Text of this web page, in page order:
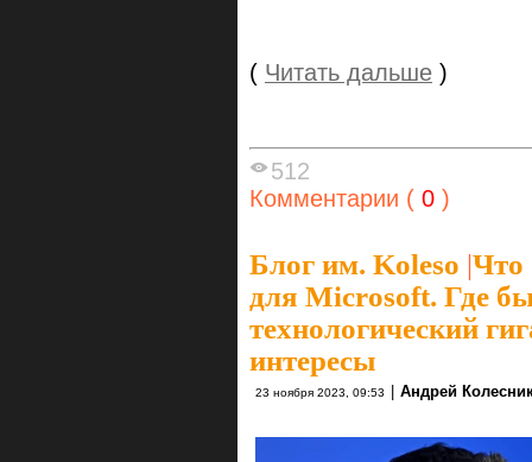
( Читать дальше )
512
Комментарии ( 0 )
Блог им. Koleso |Что
для Microsoft. Где
технологический
интересы
23 ноября 2023, 09:53 Андрей